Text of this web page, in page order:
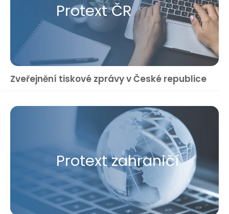
Protext ČR
Zveřejnění tiskové zprávy v České republice
Protext zahraničí